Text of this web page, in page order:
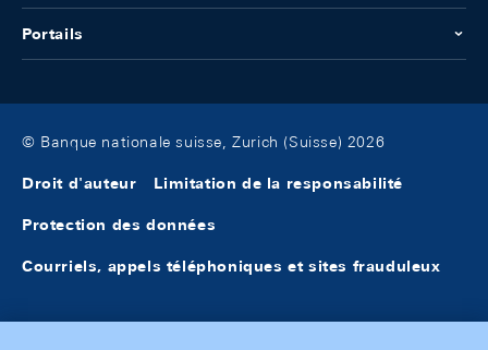
Portails
© Banque nationale suisse, Zurich (Suisse) 2026
Droit d'auteur Limitation de la responsabilité
Protection des données
Courriels, appels téléphoniques et sites frauduleux